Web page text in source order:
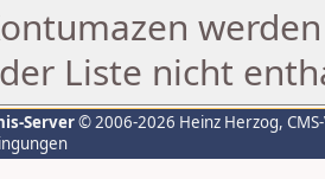
Liste nicht
Server© 2006-2026 Heinz Herzog,